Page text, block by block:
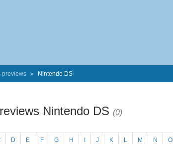
previews Nintendo DS
Nintendo DS (0)
D E F G H J K L M N O